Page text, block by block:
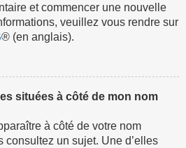
et commencer une nouvelle
veuillez vous rendre sur
® (en anglais).
situées à côté de mon nom
à côté de votre nom
consultez un sujet. Une d’elles